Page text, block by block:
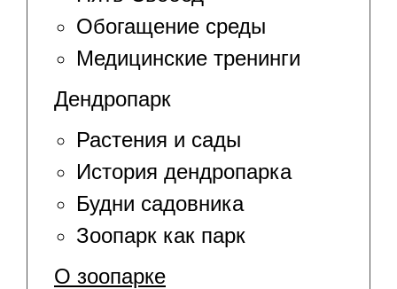
Обогащение среды
Медицинские тренинги
Дендропарк
Растения и сады
История дендропарка
Будни садовника
Зоопарк как парк
О зоопарке